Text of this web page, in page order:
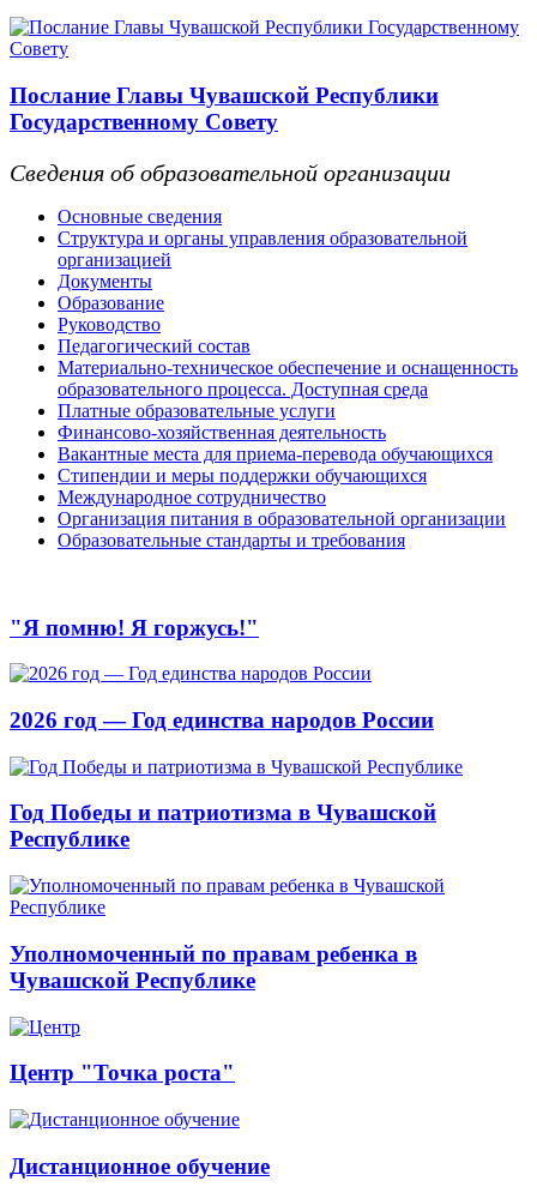
Послание Главы Чувашской Республики
Государственному Совету
Сведения об образовательной организации
Основные сведения
Структура и органы управления образовательной
организацией
Документы
Образование
Руководство
Педагогический состав
Материально-техническое обеспечение и оснащенность
образовательного процесса. Доступная среда
Платные образовательные услуги
Финансово-хозяйственная деятельность
Вакантные места для приема-перевода обучающихся
Стипендии и меры поддержки обучающихся
Международное сотрудничество
Организация питания в образовательной организации
Образовательные стандарты и требования
"Я помню! Я горжусь!"
2026 год — Год единства народов России
Год Победы и патриотизма в Чувашской
Республике
Уполномоченный по правам ребенка в
Чувашской Республике
Центр "Точка роста"
Дистанционное обучение